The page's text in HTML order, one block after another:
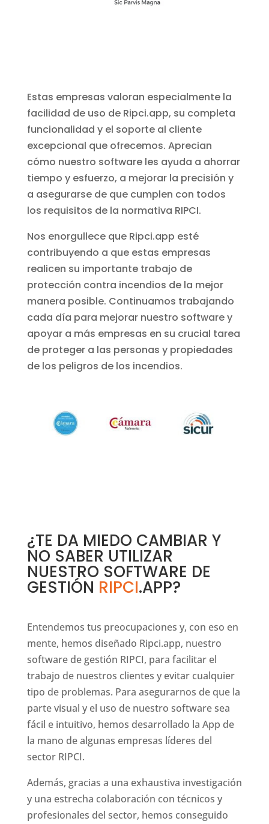
Estas empresas valoran especialmente la
facilidad de uso de Ripci.app, su completa
funcionalidad y el soporte al cliente
excepcional que ofrecemos. Aprecian
cómo nuestro software les ayuda a ahorrar
tiempo y esfuerzo, a mejorar la precisión y
a asegurarse de que cumplen con todos
los requisitos de la normativa RIPCI.
Nos enorgullece que Ripci.app esté
contribuyendo a que estas empresas
realicen su importante trabajo de
protección contra incendios de la mejor
manera posible. Continuamos trabajando
cada día para mejorar nuestro software y
apoyar a más empresas en su crucial tarea
de proteger a las personas y propiedades
de los peligros de los incendios.
¿TE DA MIEDO CAMBIAR Y
NO SABER UTILIZAR
NUESTRO SOFTWARE DE
GESTIÓN RIPCI.APP?
Entendemos tus preocupaciones y, con eso en
mente, hemos diseñado Ripci.app, nuestro
software de gestión RIPCI, para facilitar el
trabajo de nuestros clientes y evitar cualquier
tipo de problemas. Para asegurarnos de que la
parte visual y el uso de nuestro software sea
fácil e intuitivo, hemos desarrollado la App de
la mano de algunas empresas líderes del
sector RIPCI.
Además, gracias a una exhaustiva investigación
y una estrecha colaboración con técnicos y
profesionales del sector, hemos conseguido